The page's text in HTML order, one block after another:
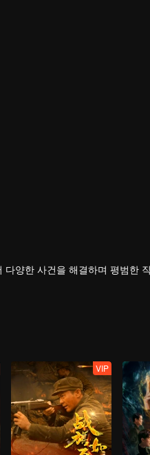
양한 사건을 해결하며 평범한
VIP